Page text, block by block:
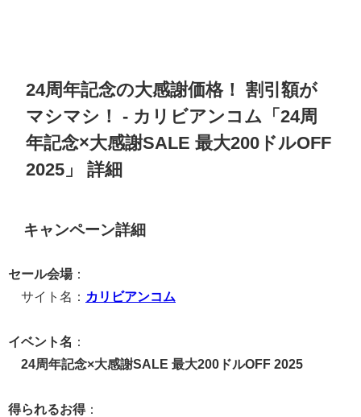
24周年記念の大感謝価格！ 割引額が
マシマシ！- カリビアンコム「24周
年記念×大感謝SALE 最大200ドルOFF
2025」 詳細
キャンペーン詳細
セール会場：
サイト名： カリビアンコム
イベント名 ：
24周年記念×大感謝SALE 最大200ドルOFF 2025
得られるお得：